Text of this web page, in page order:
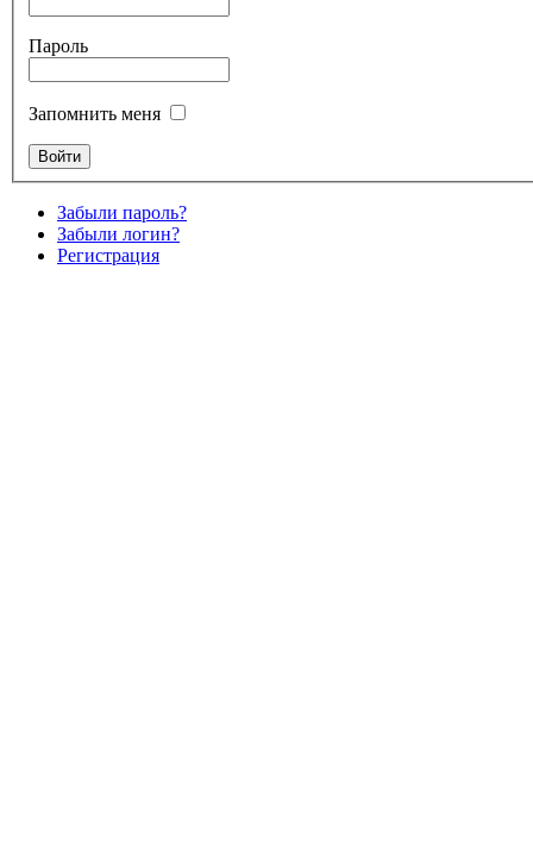
Пароль
Запомнить меня
Забыли пароль?
Забыли логин?
Регистрация